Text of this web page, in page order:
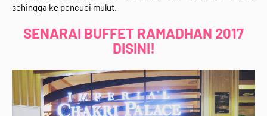
sehingga ke pencuci mulut.
SENARAI BUFFET RAMADHAN 2017
DISINI!